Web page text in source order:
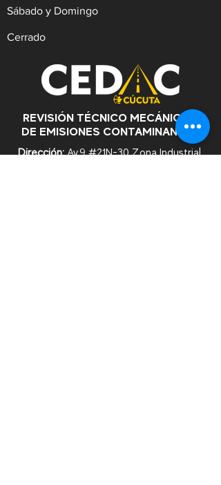
Sábado y Domingo
Cerrado
REVISIÓN TÉCNICO MECÁNICA Y
DE EMISIONES CONTAMINANTES
Dirección:Av.9 #21N-30 Zona Industrial,